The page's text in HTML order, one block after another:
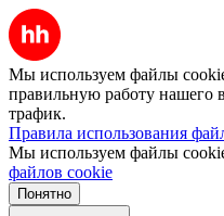
Мы используем файлы
правильную работу нашего
трафик.
Правила использования
Мы используем файлы
файлов cookie
Понятно